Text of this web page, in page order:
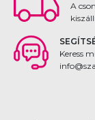
A
Keress